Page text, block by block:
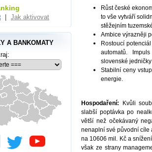
Růst české
to vše vytváří
stěžejním
Ambice výrazněji
Rostoucí
automatů.
slovenské
Stabilní ceny
energie.
Hospodaření: Kvůli
slabší poptávka po
větší než očekávaný
nenaplní své původní cíle
na 10606 mil. Kč a
však ze strany
Jak aktivovat
A BANKOMATY